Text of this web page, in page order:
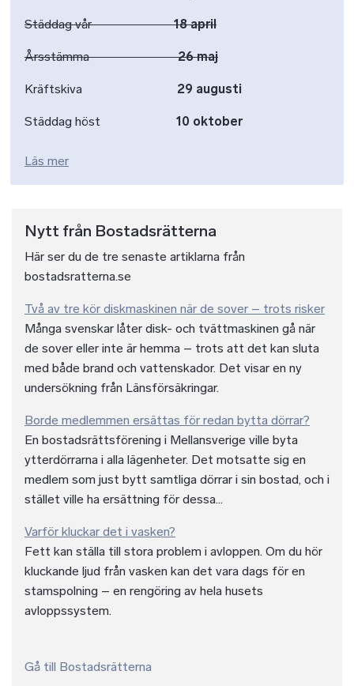
Städdag vår 18 april
Årsstämma 26 maj
Kräftskiva 29 augusti
Städdag höst 10 oktober
Läs mer
Nytt från Bostadsrätterna
Här ser du de tre senaste artiklarna från
bostadsratterna.se
Två av tre kör diskmaskinen när de sover – trots risker
Många svenskar låter disk- och tvättmaskinen gå när
de sover eller inte är hemma – trots att det kan sluta
med både brand och vattenskador. Det visar en ny
undersökning från Länsförsäkringar.
Borde medlemmen ersättas för redan bytta dörrar?
En bostadsrättsförening i Mellansverige ville byta
ytterdörrarna i alla lägenheter. Det motsatte sig en
medlem som just bytt samtliga dörrar i sin bostad, och i
stället ville ha ersättning för dessa...
Varför kluckar det i vasken?
Fett kan ställa till stora problem i avloppen. Om du hör
kluckande ljud från vasken kan det vara dags för en
stamspolning – en rengöring av hela husets
avloppssystem.
Gå till Bostadsrätterna